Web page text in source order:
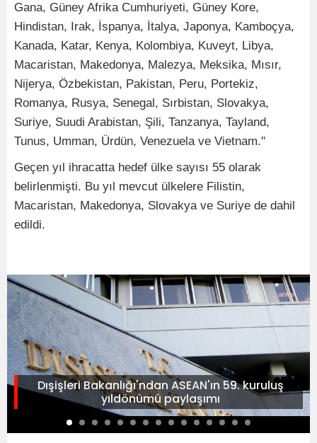
Gana, Güney Afrika Cumhuriyeti, Güney Kore,
Hindistan, Irak, İspanya, İtalya, Japonya, Kamboçya,
Kanada, Katar, Kenya, Kolombiya, Kuveyt, Libya,
Macaristan, Makedonya, Malezya, Meksika, Mısır,
Nijerya, Özbekistan, Pakistan, Peru, Portekiz,
Romanya, Rusya, Senegal, Sırbistan, Slovakya,
Suriye, Suudi Arabistan, Şili, Tanzanya, Tayland,
Tunus, Umman, Ürdün, Venezuela ve Vietnam."
Geçen yıl ihracatta hedef ülke sayısı 55 olarak
belirlenmişti. Bu yıl mevcut ülkelere Filistin,
Macaristan, Makedonya, Slovakya ve Suriye de dahil
edildi.
Dışişleri Bakanlığı'ndan ASEAN'ın 59. kuruluş
yıldönümü paylaşımı